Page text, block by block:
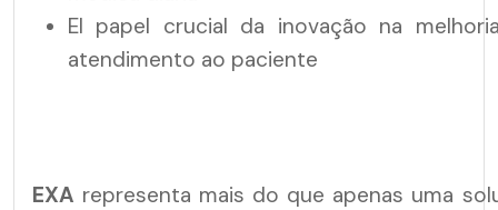
El papel crucial da inovação na
atendimento ao paciente
EXA representa mais do que apenas uma